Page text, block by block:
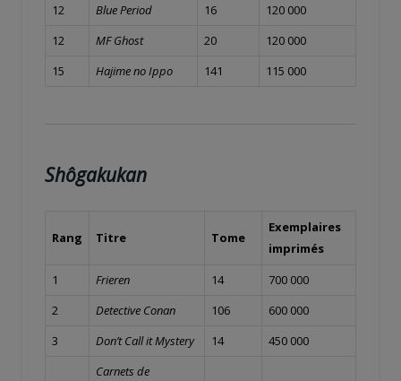
12
Blue Period 16
120 000
12
MF Ghost 20
120 000
15
Hajime no Ippo 141 115 000
Shôgakukan
Rang Titre Tome
Exemplaires
imprimés
1
Frieren 14
700 000
2
Detective Conan 106
600 000
3
Don’t Call it Mystery 14 450 000
Carnets de